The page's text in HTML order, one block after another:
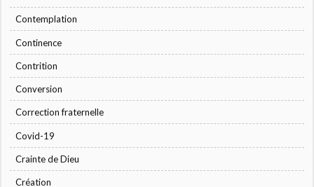
Contemplation
Continence
Contrition
Conversion
Correction fraternelle
Covid-19
Crainte de Dieu
Création